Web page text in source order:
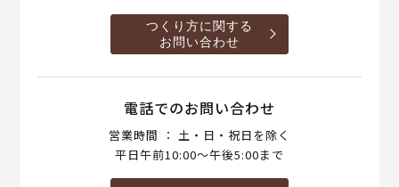
つくり方に関する
お問い合わせ
電話でのお問い合わせ
営業時間 ： 土・日・祝日を除く
平日午前10:00～午後5:00まで